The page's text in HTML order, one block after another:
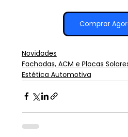
Comprar
Novidades
Fachadas, ACM e Placas
Estética Automotiva